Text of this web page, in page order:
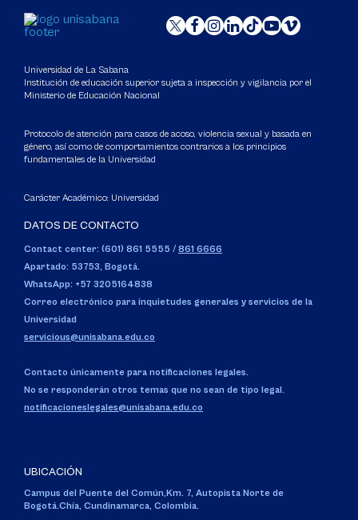
Universidad de La Sabana
Institución de educación superior sujeta a inspección y vigilancia por el
Ministerio de Educación Nacional
Protocolo de atención para casos de acoso, violencia sexual y basada en
género, así como de comportamientos contrarios a los principios
fundamentales de la Universidad
Carácter Académico: Universidad
DATOS DE CONTACTO
Contact center: (601) 861 5555 / 861 6666
Apartado: 53753, Bogotá.
WhatsApp: +57 3205164838
Correo electrónico para inquietudes generales y servicios de la
Universidad
servicious@unisabana.edu.co
Contacto únicamente para notificaciones legales.
No se responderán otros temas que no sean de tipo legal.
notificacioneslegales@unisabana.edu.co
UBICACIÓN
Campus del Puente del Común, Km. 7, Autopista Norte de
Bogotá.Chía, Cundinamarca, Colombia.